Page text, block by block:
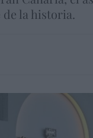
de la historia.